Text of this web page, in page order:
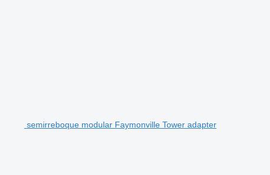
semirreboque modular Faymonville Tower adapter